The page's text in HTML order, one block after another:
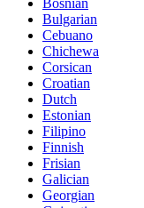
Bulgarian
Cebuano
Chichewa
Corsican
Croatian
Dutch
Estonian
Filipino
Finnish
Frisian
Galician
Georgian